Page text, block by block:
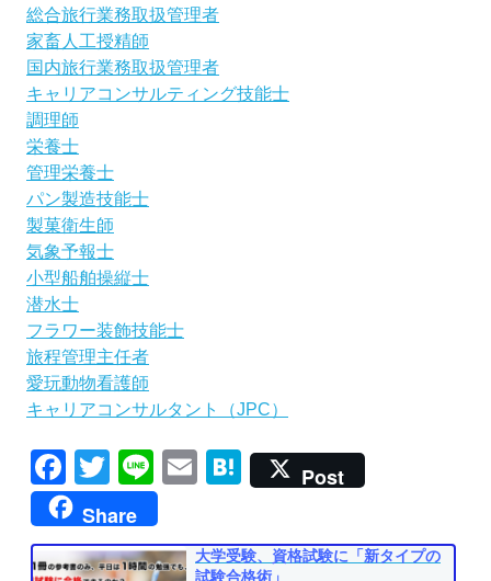
総合旅行業務取扱管理者
家畜人工授精師
国内旅行業務取扱管理者
キャリアコンサルティング技能士
調理師
栄養士
管理栄養士
パン製造技能士
製菓衛生師
気象予報士
小型船舶操縦士
潜水士
フラワー装飾技能士
旅程管理主任者
愛玩動物看護師
キャリアコンサルタント（JPC）
Facebook
TwitterLineEmailHatena
Post
Share
大学受験、資格試験に「新タイプの
試験合格術」